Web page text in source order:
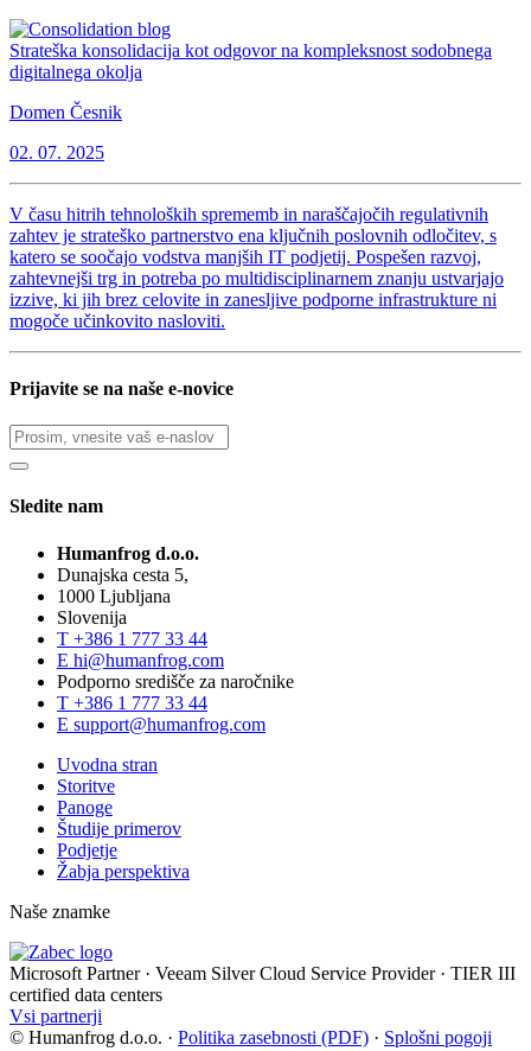
Strateška konsolidacija kot odgovor na kompleksnost sodobnega
digitalnega okolja
Domen Česnik
02. 07. 2025
V času hitrih tehnoloških sprememb in naraščajočih regulativnih
zahtev je strateško partnerstvo ena ključnih poslovnih odločitev, s
katero se soočajo vodstva manjših IT podjetij. Pospešen razvoj,
zahtevnejši trg in potreba po multidisciplinarnem znanju ustvarjajo
izzive, ki jih brez celovite in zanesljive podporne infrastrukture ni
mogoče učinkovito nasloviti.
Prijavite se na naše e-novice
Sledite nam
Humanfrog d.o.o.
Dunajska cesta 5,
1000 Ljubljana
Slovenija
T +386 1 777 33 44
E hi@humanfrog.com
Podporno središče za naročnike
T +386 1 777 33 44
E support@humanfrog.com
Uvodna stran
Storitve
Panoge
Študije primerov
Podjetje
Žabja perspektiva
Naše znamke
Microsoft Partner · Veeam Silver Cloud Service Provider · TIER III
certified data centers
Vsi partnerji
© Humanfrog d.o.o. · Politika zasebnosti (PDF) · Splošni pogoji